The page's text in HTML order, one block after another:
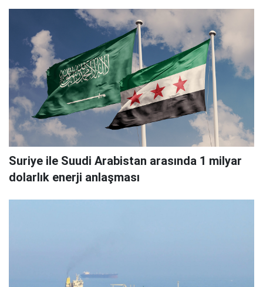
Suriye ile Suudi Arabistan arasında 1 milyar
dolarlık enerji anlaşması